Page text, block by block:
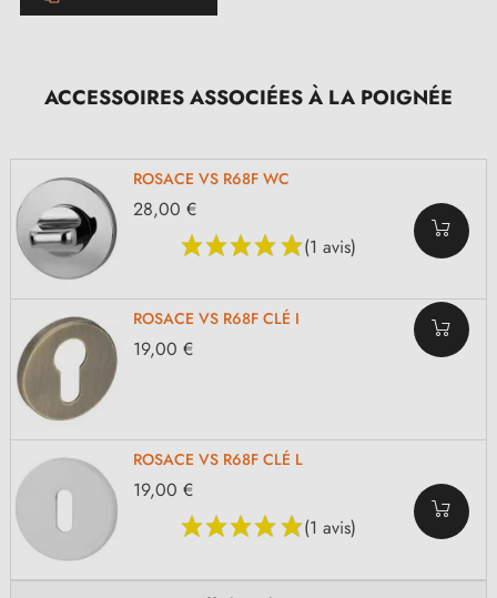
ACCESSOIRES ASSOCIÉES À LA POIGNÉE
ROSACE VS R68F WC
(1 avis)
28,00 €
ROSACE VS R68F CLÉ I
19,00 €
ROSACE VS R68F CLÉ L
(1 avis)
19,00 €